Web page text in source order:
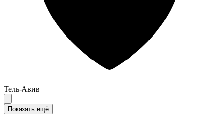
Тель-Авив
Показать ещё